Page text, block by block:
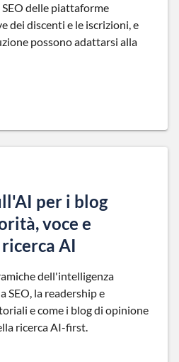
delle piattaforme
dei discenti e le iscrizioni, e
possono adattarsi alla
per i blog
voce e
AI
dell'intelligenza
SEO, la readership e
e come i blog di opinione
ricerca AI-first.